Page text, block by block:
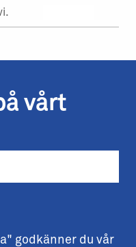
vårt
godkänner du vår